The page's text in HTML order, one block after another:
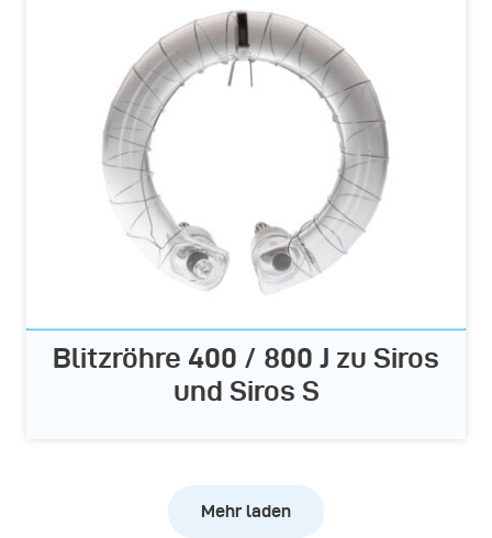
Blitzröhre 400 / 800 J zu Siros
und Siros S
Mehr laden